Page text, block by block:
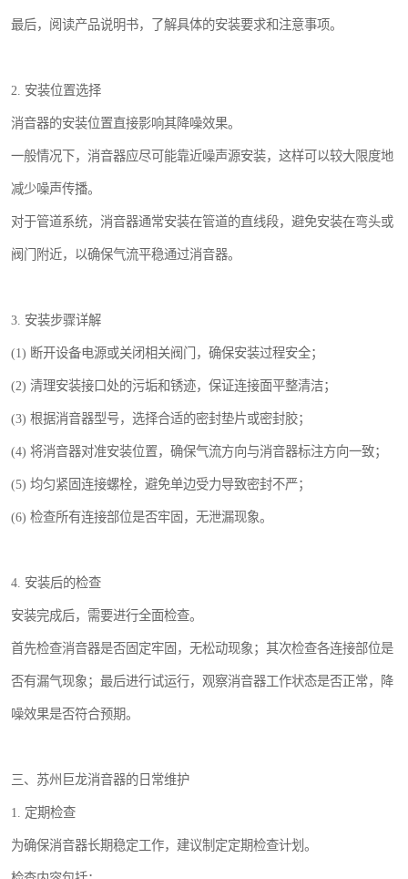
最后，阅读产品说明书，了解具体的安装要求和注意事项。
2. 安装位置选择
消音器的安装位置直接影响其降噪效果。
一般情况下，消音器应尽可能靠近噪声源安装，这样可以较大限度地
减少噪声传播。
对于管道系统，消音器通常安装在管道的直线段，避免安装在弯头或
阀门附近，以确保气流平稳通过消音器。
3. 安装步骤详解
(1) 断开设备电源或关闭相关阀门，确保安装过程安全；
(2) 清理安装接口处的污垢和锈迹，保证连接面平整清洁；
(3) 根据消音器型号，选择合适的密封垫片或密封胶；
(4) 将消音器对准安装位置，确保气流方向与消音器标注方向一致；
(5) 均匀紧固连接螺栓，避免单边受力导致密封不严；
(6) 检查所有连接部位是否牢固，无泄漏现象。
4. 安装后的检查
安装完成后，需要进行全面检查。
首先检查消音器是否固定牢固，无松动现象；其次检查各连接部位是
否有漏气现象；最后进行试运行，观察消音器工作状态是否正常，降
噪效果是否符合预期。
三、苏州巨龙消音器的日常维护
1. 定期检查
为确保消音器长期稳定工作，建议制定定期检查计划。